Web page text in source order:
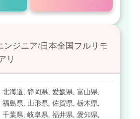
ンジニア/日本全国フルリモ
リ
北海道,静岡県,愛媛県,富山県,
福島県, 山形県,佐賀県,栃木県,
千葉県,岐阜県,福井県,愛知県,